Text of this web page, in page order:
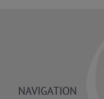
NAVIGATION